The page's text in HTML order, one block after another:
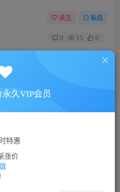
关注 私信
0 15 0
实战
购买
建议登陆后购买，可保存购买订单
永久VIP会员
特惠
涨价